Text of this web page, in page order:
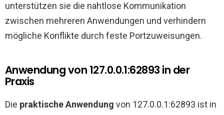
unterstützen sie die nahtlose Kommunikation
zwischen mehreren Anwendungen und verhindern
mögliche Konflikte durch feste Portzuweisungen.
Anwendung von 127.0.0.1:62893 in der
Praxis
Die praktische Anwendung von 127.0.0.1:62893 ist in